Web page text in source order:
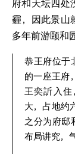
府和天坛四处
霾，因此景山
多年前游颐和
恭王府位于
的一座王府
王奕訢入
大，占地约
之分为府邸
布局讲究，